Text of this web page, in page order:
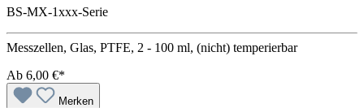
BS-MX-1xxx-Serie
Messzellen, Glas, PTFE, 2 - 100 ml, (nicht) temperierbar
Ab 6,00 €*
Merken